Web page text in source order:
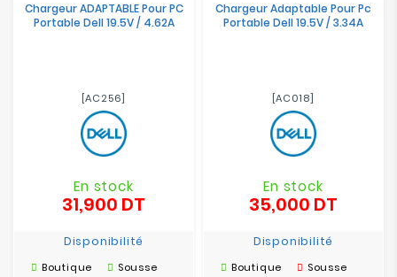
Chargeur ADAPTABLE Pour PC
Portable Dell 19.5V / 4.62A
[AC256]
En stock
31,900 DT
Disponibilité
Boutique
Sousse
Chargeur Adaptable Pour Pc
Portable Dell 19.5V / 3.34A
[AC018]
En stock
35,000 DT
Disponibilité
Boutique
Sousse